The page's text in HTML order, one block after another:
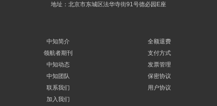
地址：北京市东城区法华寺街91号德必园E座
中知简介
领航者期刊
中知动态
中知团队
联系我们
加入我们
全额退费
支付方式
发票管理
保密协议
用户协议